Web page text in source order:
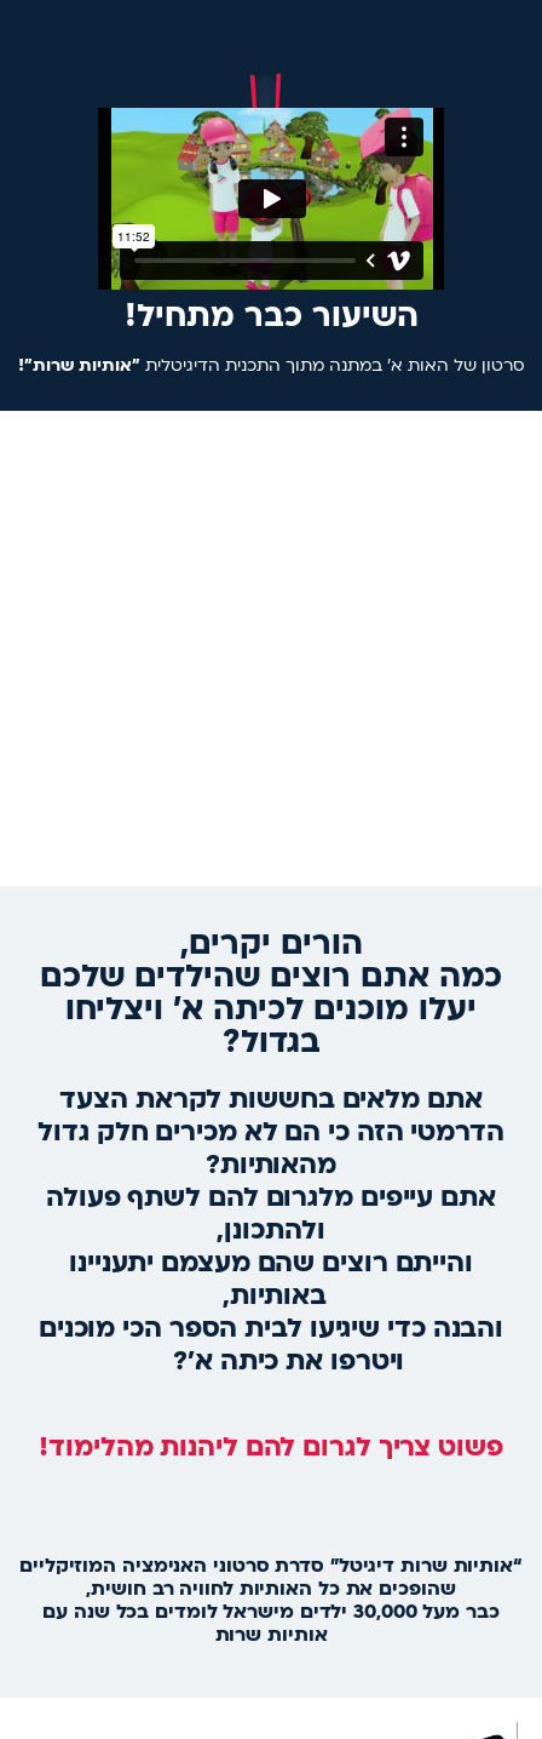
הגעת בדיוק בזמן
השיעור כבר מתחיל!
סרטון של האות א' במתנה מתוך התכנית הדיגיטלית"אותיות שרות"!
הורים יקרים,
כמה אתם רוצים שהילדים שלכם
יעלו מוכנים לכיתה א' ויצליחו
בגדול?
אתם מלאים בחששות לקראת הצעד
הדרמטי הזה כי הם לא מכירים חלק גדול
מהאותיות?
אתם עייפים מלגרום להם לשתף פעולה
ולהתכונן,
והייתם רוצים שהם מעצמם יתעניינו
באותיות,
והבנה כדי שיגיעו לבית הספר הכי מוכנים
ויטרפו את כיתה א’?
פשוט צריך לגרום להם ליהנות מהלימוד!
“אותיות שרות דיגיטל” סדרת סרטוני האנימציה המוזיקליים
שהופכים את כל האותיות לחוויה רב חושית,
כבר מעל 30,000 ילדים מישראל לומדים בכל שנה עם
אותיות שרות